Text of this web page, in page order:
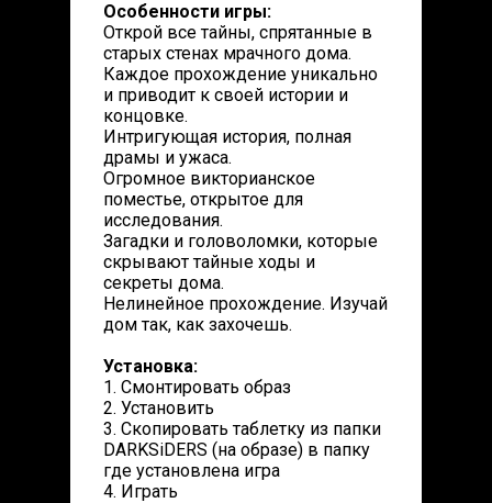
Особенности игры:
Открой все тайны, спрятанные в
старых стенах мрачного дома.
Каждое прохождение уникально
и приводит к своей истории и
концовке.
Интригующая история, полная
драмы и ужаса.
Огромное викторианское
поместье, открытое для
исследования.
Загадки и головоломки, которые
скрывают тайные ходы и
секреты дома.
Нелинейное прохождение. Изучай
дом так, как захочешь.
Установка:
1. Смонтировать образ
2. Установить
3. Скопировать таблетку из папки
DARKSiDERS (на образе) в папку
где установлена игра
4. Играть